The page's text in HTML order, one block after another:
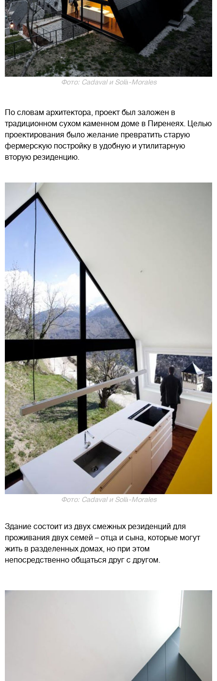
Фото: Cadaval и Solà-Morales
По словам архитектора, проект был заложен в
традиционном сухом каменном доме в Пиренеях. Целью
проектирования было желание превратить старую
фермерскую постройку в удобную и утилитарную
вторую резиденцию.
Фото: Cadaval и Solà-Morales
Здание состоит из двух смежных резиденций для
проживания двух семей – отца и сына, которые могут
жить в разделенных домах, но при этом
непосредственно общаться друг с другом.